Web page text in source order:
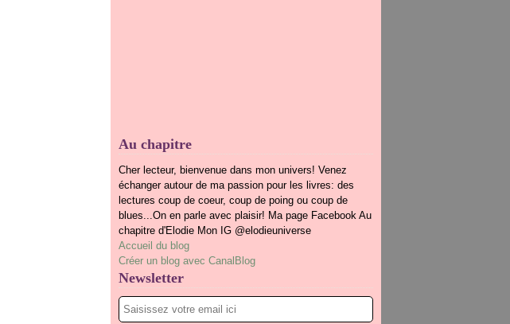
Au chapitre
Cher lecteur, bienvenue dans mon univers! Venez
échanger autour de ma passion pour les livres: des
lectures coup de coeur, coup de poing ou coup de
blues...On en parle avec plaisir! Ma page Facebook Au
chapitre d'Elodie Mon IG @elodieuniverse
Accueil du blog
Créer un blog avec CanalBlog
Newsletter